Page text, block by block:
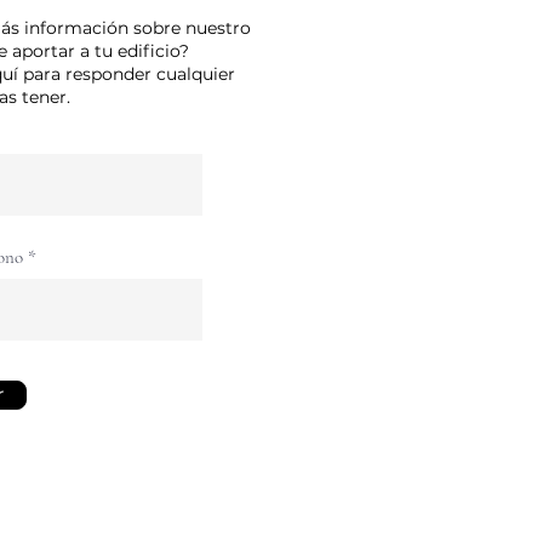
información sobre nuestro
aportar a tu edificio?
para responder cualquier
tener.